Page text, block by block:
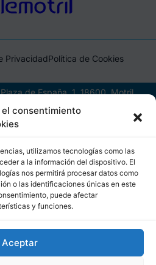
consentimiento
utilizamos tecnologías como las
a la información del dispositivo. El
nos permitirá procesar datos como
o las identificaciones únicas en este
puede afectar
y funciones.
Aceptar
PrivacidadPolítica de Cookies
de España, 1, 18600, Motril,
DIR3: L01181400